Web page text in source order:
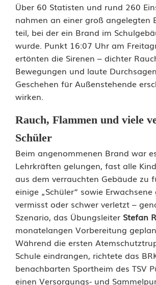
g
a
n
d
e
G
r
u
n
d
s
c
h
Über 60 Statisten und rund 260
nahmen an einer groß angelegten
teil, bei der ein Brand im
wurde. Punkt 16:07 Uhr am
ertönten die Sirenen – dichter
Bewegungen und laute
Geschehen für Außenstehende
wirken.
Rauch, Flammen und viele
Schüler
Beim angenommenen Brand war
Lehrkräften gelungen, fast alle
aus dem verrauchten Gebäude zu
einige „Schüler“ sowie
vermisst oder schwer verletzt –
Szenario, das Übungsleiter Stefan
monatelangen Vorbereitung
Während die ersten
Schule eindrangen, richtete das
benachbarten Sportheim des TSV
einen Versorgungs- und